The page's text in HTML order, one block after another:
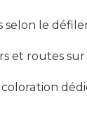
selon le
et routes
coloration